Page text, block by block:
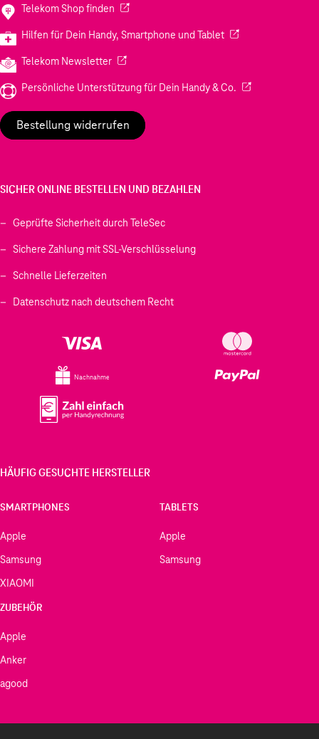
Telekom Shop finden (Wird in einem neuen Tab geöffnet)
Hilfen für Dein Handy, Smartphone und Tablet(Wird in einem
Telekom Newsletter(Wird in einem neuen Tab geöffnet)
Persönliche Unterstützung für Dein Handy & Co. (Wird in einem
Bestellung widerrufen
SICHER ONLINE BESTELLEN UND BEZAHLEN
Geprüfte Sicherheit durch TeleSec
Sichere Zahlung mit SSL-Verschlüsselung
Schnelle Lieferzeiten
Datenschutz nach deutschem Recht
Nachnahme
HÄUFIG GESUCHTE HERSTELLER
SMARTPHONES
Apple
Samsung
XIAOMI
TABLETS
Apple
Samsung
ZUBEHÖR
Apple
Anker
agood